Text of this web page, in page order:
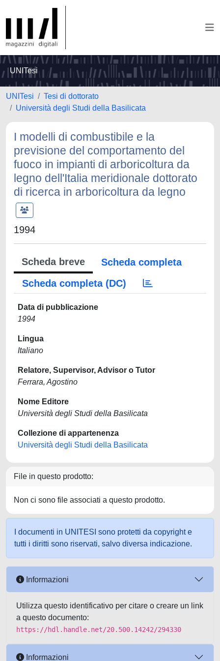
UNITesi
UNITesi
Tesi di dottorato
Università degli Studi della Basilicata
I modelli di combustibile e la
previsione del comportamento del
fuoco in impianti di arboricoltura da
legno dell'Italia meridionale dottorato
di ricerca in arboricoltura da legno
1994
Scheda breve
Scheda completa
Scheda completa (DC)
Data di pubblicazione
1994
Lingua
Italiano
Relatore, Supervisor, Advisor o Tutor
Ferrara, Agostino
Nome Editore
Università degli Studi della Basilicata
Collezione di appartenenza
Università degli Studi della Basilicata
File in questo prodotto:
Non ci sono file associati a questo prodotto.
I documenti in UNITESI sono protetti da copyright e
tutti i diritti sono riservati, salvo diversa indicazione.
Informazioni
Utilizza questo identificativo per citare o creare un link
a questo documento:
https://hdl.handle.net/20.500.14242/294330
Informazioni